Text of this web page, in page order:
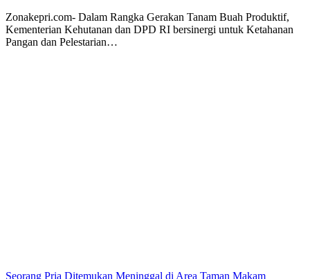
Zonakepri.com- Dalam Rangka Gerakan Tanam Buah Produktif,
Kementerian Kehutanan dan DPD RI bersinergi untuk Ketahanan
Pangan dan Pelestarian…
Seorang Pria Ditemukan Meninggal di Area Taman Makam